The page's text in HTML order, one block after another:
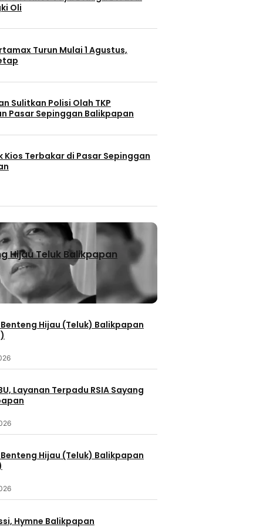
Oli
Turun Mulai 1 Agustus,
Sulitkan Polisi Olah TKP
Pasar Sepinggan Balikpapan
Kios Terbakar di Pasar Sepinggan
Hijau Teluk Balikpapan
Hijau (Teluk) Balikpapan
Layanan Terpadu RSIA Sayang
Hijau (Teluk) Balikpapan
Hymne Balikpapan